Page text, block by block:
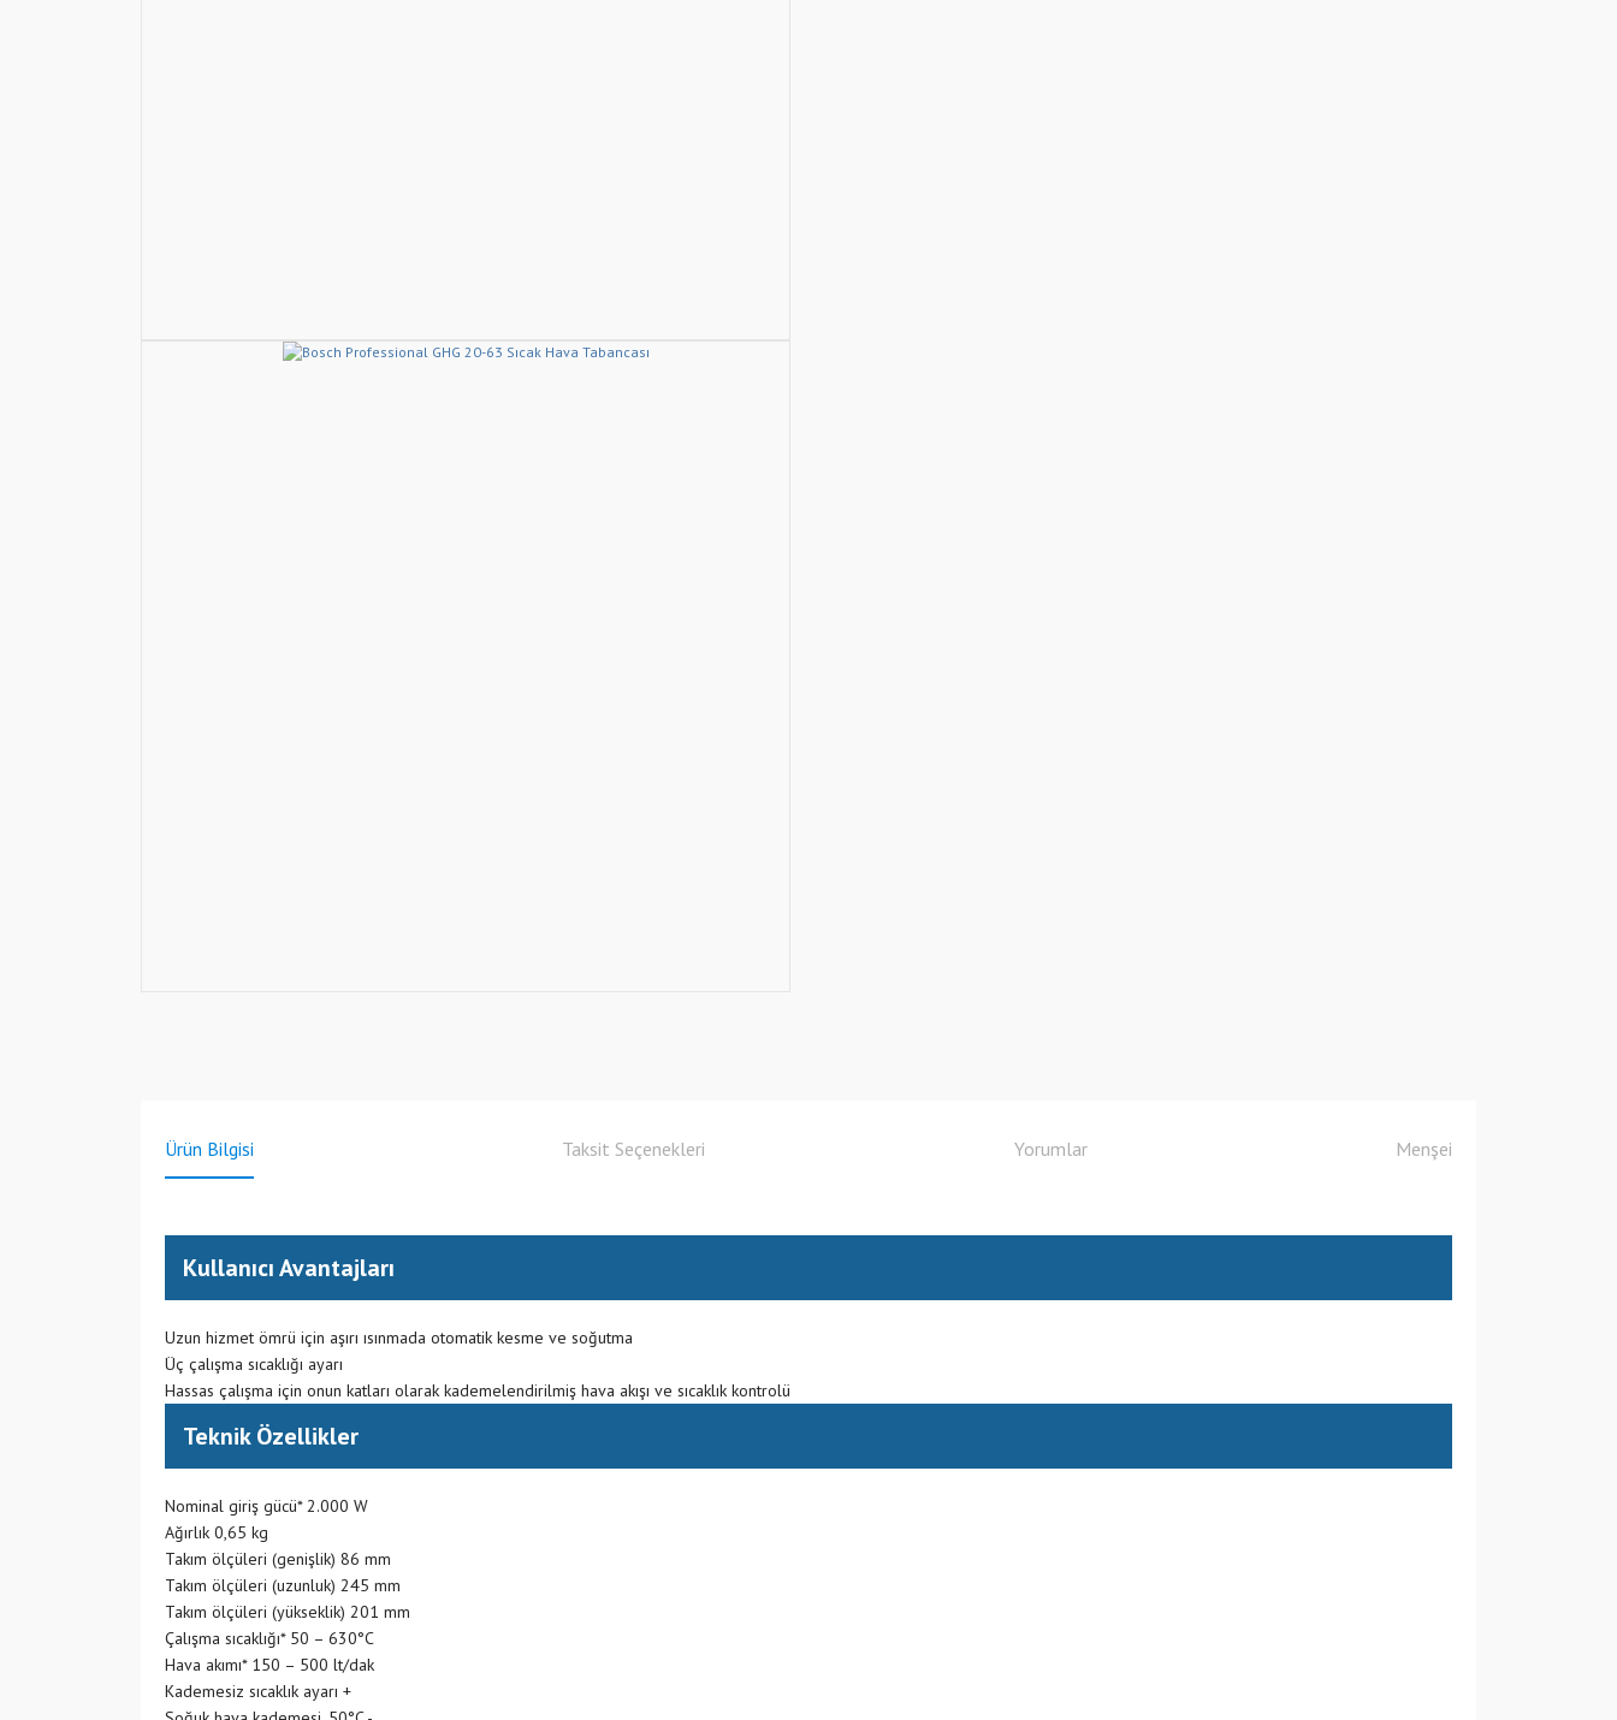
Ürün Bilgisi Taksit Seçenekleri Yorumlar Menşei
Kullanıcı Avantajları
Uzun hizmet ömrü için aşırı ısınmada otomatik kesme ve soğutma
Üç çalışma sıcaklığı ayarı
Hassas çalışma için onun katları olarak kademelendirilmiş hava akışı ve sıcaklık kontrolü
Teknik Özellikler
Nominal giriş gücü* 2.000 W
Ağırlık 0,65 kg
Takım ölçüleri (genişlik) 86 mm
Takım ölçüleri (uzunluk) 245 mm
Takım ölçüleri (yükseklik) 201 mm
Çalışma sıcaklığı* 50 – 630°C
Hava akımı* 150 – 500 lt/dak
Kademesiz sıcaklık ayarı +